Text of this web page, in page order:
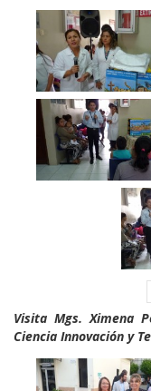
Visita Mgs. Ximena
Ciencia Innovación y